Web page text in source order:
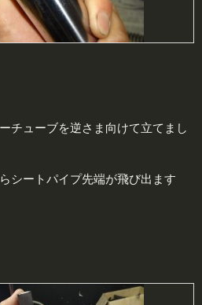
チューブを逆さま向けて立てまし
シートパイプ先端が飛び出ます